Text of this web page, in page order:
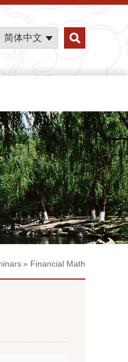
简体中文
» Financial Math